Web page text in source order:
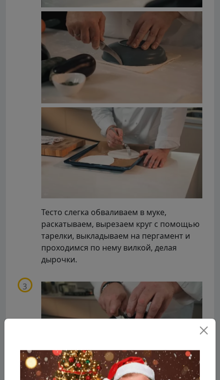
Тесто слегка обваливаем в муке,
раскатываем, вырезаем круг с помощью
тарелки, выкладываем на пергамент и
проходимся по нему вилкой, делая
дырочки.